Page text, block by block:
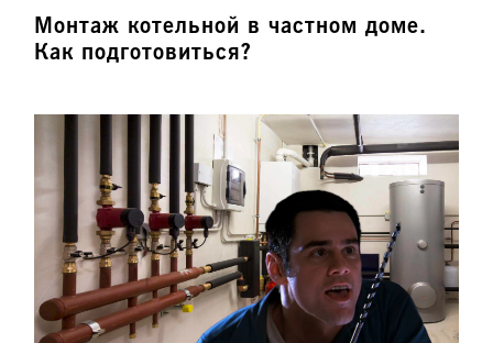
Монтаж котельной в частном доме.
Как подготовиться?